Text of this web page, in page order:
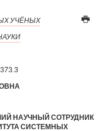
УЧЁНЫХ
373.3
НАУЧНЫЙ СОТРУДНИК
СИСТЕМНЫХ